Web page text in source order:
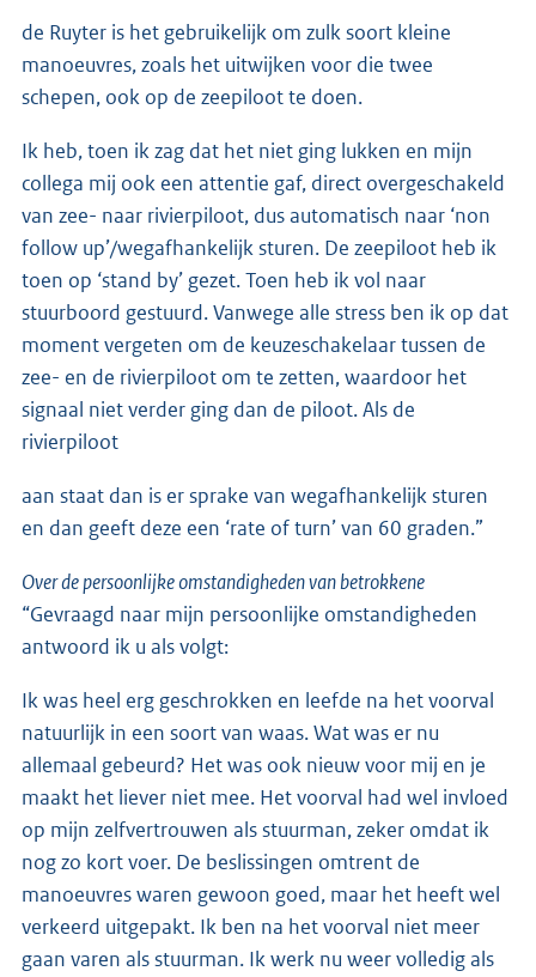
de Ruyter is het gebruikelijk om zulk soort kleine
manoeuvres, zoals het uitwijken voor die twee
schepen, ook op de zeepiloot te doen.
Ik heb, toen ik zag dat het niet ging lukken en mijn
collega mij ook een attentie gaf, direct overgeschakeld
van zee- naar rivierpiloot, dus automatisch naar ‘non
follow up’/wegafhankelijk sturen. De zeepiloot heb ik
toen op ‘stand by’ gezet. Toen heb ik vol naar
stuurboord gestuurd. Vanwege alle stress ben ik op dat
moment vergeten om de keuzeschakelaar tussen de
zee- en de rivierpiloot om te zetten, waardoor het
signaal niet verder ging dan de piloot. Als de
rivierpiloot
aan staat dan is er sprake van wegafhankelijk sturen
en dan geeft deze een ‘rate of turn’ van 60 graden.”
Over de persoonlijke omstandigheden van betrokkene
“Gevraagd naar mijn persoonlijke omstandigheden
antwoord ik u als volgt:
Ik was heel erg geschrokken en leefde na het voorval
natuurlijk in een soort van waas. Wat was er nu
allemaal gebeurd? Het was ook nieuw voor mij en je
maakt het liever niet mee. Het voorval had wel invloed
op mijn zelfvertrouwen als stuurman, zeker omdat ik
nog zo kort voer. De beslissingen omtrent de
manoeuvres waren gewoon goed, maar het heeft wel
verkeerd uitgepakt. Ik ben na het voorval niet meer
gaan varen als stuurman. Ik werk nu weer volledig als